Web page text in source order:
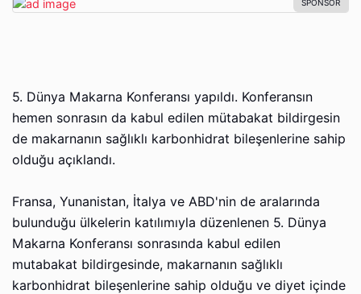
5. Dünya Makarna Konferansı yapıldı. Konferansın
hemen sonrasın da kabul edilen mütabakat bildirgesin
de makarnanın sağlıklı karbonhidrat bileşenlerine sahip
olduğu açıklandı.
Fransa, Yunanistan, İtalya ve ABD'nin de aralarında
bulunduğu ülkelerin katılımıyla düzenlenen 5. Dünya
Makarna Konferansı sonrasında kabul edilen
mutabakat bildirgesinde, makarnanın sağlıklı
karbonhidrat bileşenlerine sahip olduğu ve diyet içinde